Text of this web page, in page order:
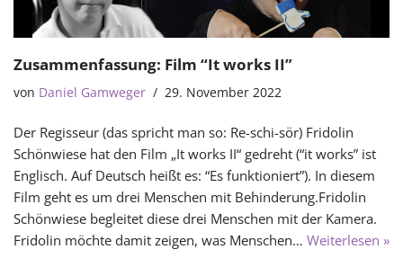
Zusammenfassung: Film “It works II”
von Daniel Gamweger 29. November 2022
Der Regisseur (das spricht man so: Re-schi-sör) Fridolin
Schönwiese hat den Film „It works II“ gedreht (“it works” ist
Englisch. Auf Deutsch heißt es: “Es funktioniert”). In diesem
Film geht es um drei Menschen mit Behinderung.Fridolin
Schönwiese begleitet diese drei Menschen mit der Kamera.
Fridolin möchte damit zeigen, was Menschen… Weiterlesen »